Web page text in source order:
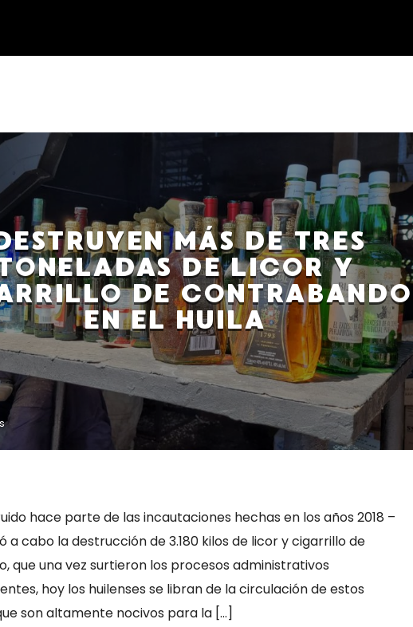
MÁS DE TRES
DE LICOR Y
DE CONTRABANDO
EN EL HUILA
hace parte de las incautaciones hechas en los años 2018 –
a cabo la destrucción de 3.180 kilos de licor y cigarrillo de
que una vez surtieron los procesos administrativos
hoy los huilenses se libran de la circulación de estos
son altamente nocivos para la […]